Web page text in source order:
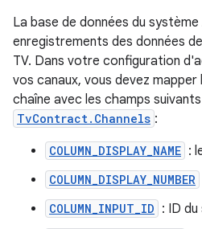
La base de données du
enregistrements des données
TV. Dans votre configuration
vos canaux, vous devez
chaîne avec les champs
TvContract.Channels :
COLUMN_DISPLAY_NAME :
COLUMN_DISPLAY_NUMBER
COLUMN_INPUT_ID : ID